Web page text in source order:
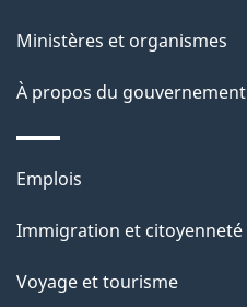
Ministères et organismes
À propos du gouvernement
Thèmes
sujets
Emplois
Immigration et citoyenneté
Voyage et tourisme